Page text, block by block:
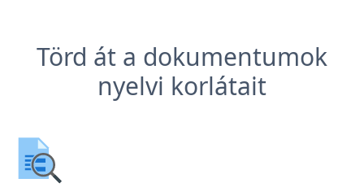
Törd át a dokumentumok
nyelvi korlátait